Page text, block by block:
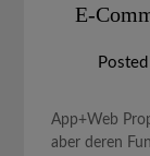
E-
App+Web
aber deren